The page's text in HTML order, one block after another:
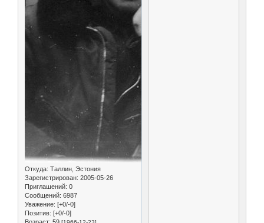
Откуда: Таллин, Эстония
Зарегистрирован: 2005-05-26
Приглашений: 0
Сообщений: 6987
Уважение: [+0/-0]
Позитив: [+0/-0]